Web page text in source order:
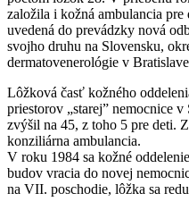
založila i kožná ambulancia
uvedená do prevádzky nová
svojho druhu na Slovensku,
dermatovenerológie v
Lôžková časť kožného
priestorov „starej” nemocnice
zvýšil na 45, z toho 5 pre deti.
konziliárna ambulancia.
V roku 1984 sa kožné
budov vracia do novej
na VII. poschodie, lôžka sa